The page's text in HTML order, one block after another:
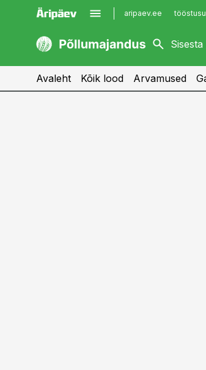
aripaev.ee
kaubandus.ee
kinnisvarauudised.ee
Avaleht Kõik lood Arvamused